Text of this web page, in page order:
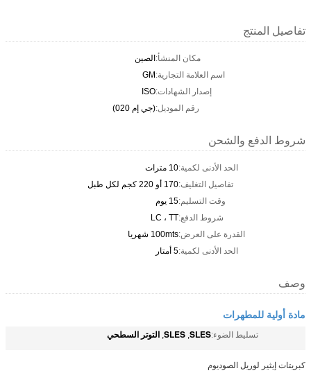
تفاصيل المنتج
مكان المنشأ:الصين
اسم العلامة التجارية:GM
إصدار الشهادات:ISO
رقم الموديل:(جي إم 020)
شروط الدفع والشحن
الحد الأدنى لكمية:10 مترات
تفاصيل التغليف:170 أو 220 كجم لكل طبل
وقت التسليم:15 يوم
شروط الدفع:LC ، TT
القدرة على العرض:100mts شهريا
الحد الأدنى لكمية:5 أمتار
وصف
مادة أولية للمطهرات
تسليط الضوء:SLES
,
SLES
, التوتر السطحي
كبريتات إيثير لوريل الصوديوم